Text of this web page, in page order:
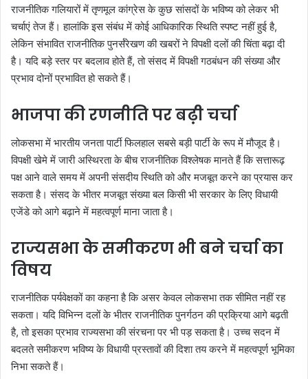
राजनीतिक गलियारों में तृणमूल कांग्रेस के कुछ सांसदों के भविष्य को लेकर भी
चर्चाएं तेज हैं। हालांकि इस संबंध में कोई आधिकारिक स्थिति स्पष्ट नहीं हुई है,
लेकिन संभावित राजनीतिक पुनर्संरेखण की खबरों ने विपक्षी दलों की चिंता बढ़ा दी
है। यदि बड़े स्तर पर बदलाव होते हैं, तो संसद में विपक्षी गठबंधन की संख्या और
प्रभाव दोनों प्रभावित हो सकते हैं।
भाजपा की रणनीति पर बढ़ी चर्चा
लोकसभा में भारतीय जनता पार्टी फिलहाल सबसे बड़ी पार्टी के रूप में मौजूद है।
विपक्षी खेमे में जारी अस्थिरता के बीच राजनीतिक विश्लेषक मानते हैं कि सत्तारूढ़
पक्ष आने वाले समय में अपनी संसदीय स्थिति को और मजबूत करने का प्रयास कर
सकता है। संसद के भीतर मजबूत संख्या बल किसी भी सरकार के लिए विधायी
एजेंडे को आगे बढ़ाने में महत्वपूर्ण माना जाता है।
राज्यसभा के समीकरण भी बने चर्चा का
विषय
राजनीतिक पर्यवेक्षकों का कहना है कि असर केवल लोकसभा तक सीमित नहीं रह
सकता। यदि विभिन्न दलों के भीतर राजनीतिक पुनर्गठन की प्रक्रिया आगे बढ़ती
है, तो इसका प्रभाव राज्यसभा की संरचना पर भी पड़ सकता है। उच्च सदन में
बदलते समीकरण भविष्य के विधायी प्रस्तावों की दिशा तय करने में महत्वपूर्ण भूमिका
निभा सकते हैं।